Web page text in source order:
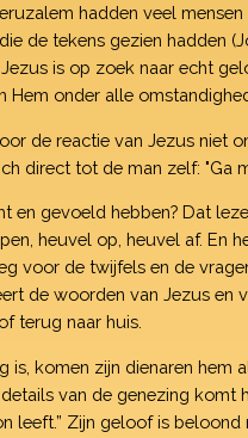
hadden veel
de tekens gezien hadden
is op zoek naar echt
Hem onder alle
de reactie van Jezus niet
direct tot de man zelf: "Ga
en gevoeld hebben? Dat
heuvel op, heuvel af. En
voor de twijfels en de
de woorden van Jezus en
terug naar huis.
is, komen zijn dienaren
van de genezing
leeft.” Zijn geloof is